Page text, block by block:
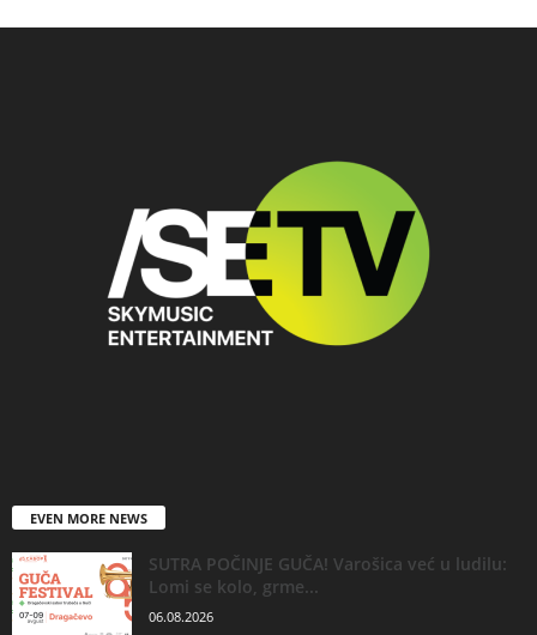
EVEN MORE NEWS
SUTRA POČINJE GUČA! Varošica već u ludilu:
Lomi se kolo, grme...
06.08.2026